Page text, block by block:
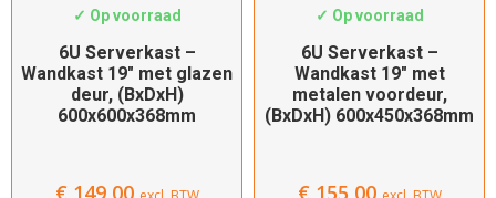
✓ Op voorraad
6U Serverkast –
Wandkast 19″ met glazen
deur, (BxDxH)
600x600x368mm
✓ Op voorraad
6U Serverkast –
Wandkast 19″ met
metalen voordeur,
(BxDxH) 600x450x368mm
Verder winkelen